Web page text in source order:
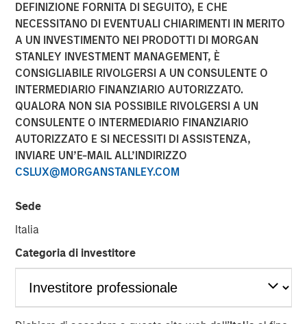
DEFINIZIONE FORNITA DI SEGUITO), E CHE
NECESSITANO DI EVENTUALI CHIARIMENTI IN MERITO
A UN INVESTIMENTO NEI PRODOTTI DI MORGAN
STANLEY INVESTMENT MANAGEMENT, È
CONSIGLIABILE RIVOLGERSI A UN CONSULENTE O
INTERMEDIARIO FINANZIARIO AUTORIZZATO.
QUALORA NON SIA POSSIBILE RIVOLGERSI A UN
CONSULENTE O INTERMEDIARIO FINANZIARIO
AUTORIZZATO E SI NECESSITI DI ASSISTENZA,
INVIARE UN’E-MAIL ALL’INDIRIZZO
CSLUX@MORGANSTANLEY.COM
Sede
Italia
Categoria di investitore
Play
Counterpoint Global delves into how the accelerating
megatrends and redefining thematic investment
opportunities. Drawing on insights highlighted at Morgan